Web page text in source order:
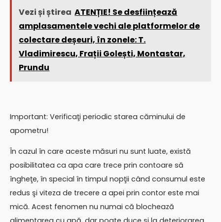
Vezi și știrea ATENȚIE! Se desființează
amplasamentele vechi ale platformelor de
colectare deșeuri, în zonele: T.
Vladimirescu, Frații Golești, Montastar,
Prundu
Important: Verificaţi periodic starea căminului de
apometru!
În cazul în care aceste măsuri nu sunt luate, există
posibilitatea ca apa care trece prin contoare să
îngheţe, în special în timpul nopţii când consumul este
redus şi viteza de trecere a apei prin contor este mai
mică. Acest fenomen nu numai că blochează